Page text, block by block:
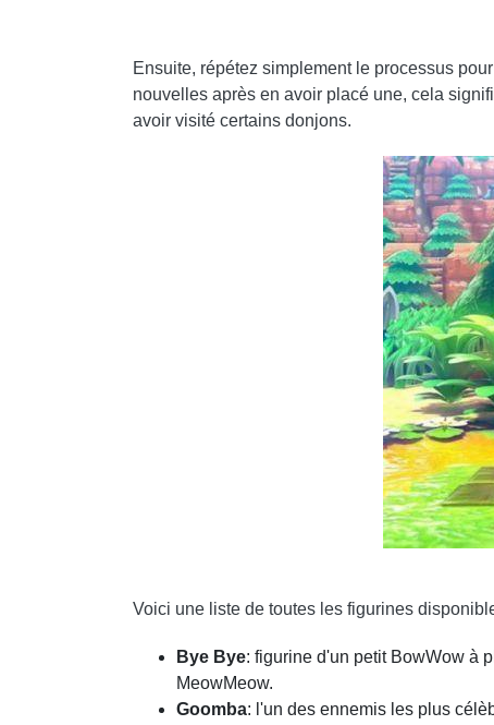
Ensuite, répétez simplement le processus
nouvelles après en avoir placé une, cela
avoir visité certains donjons.
Voici une liste de toutes les figurines
Bye Bye: figurine d'un petit BowWow à
MeowMeow.
Goomba: l'un des ennemis les plus